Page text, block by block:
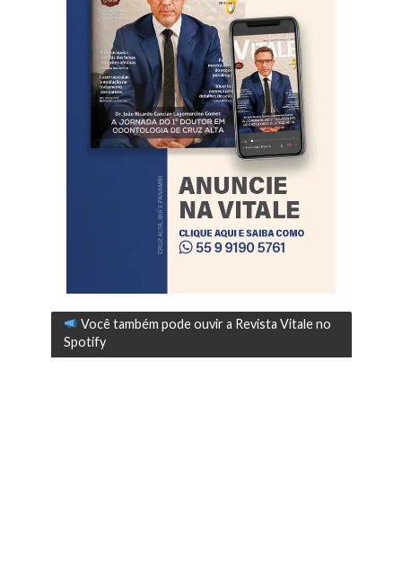
Você também pode ouvir a Revista Vitale no
Spotify